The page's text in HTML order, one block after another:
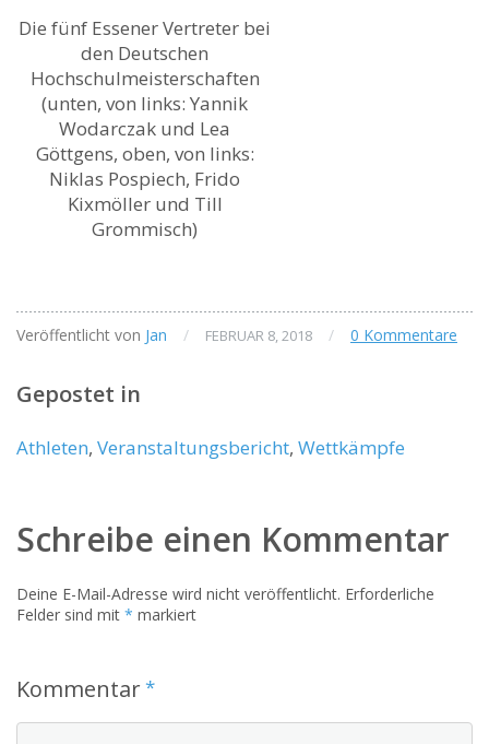
Die fünf Essener Vertreter bei
den Deutschen
Hochschulmeisterschaften
(unten, von links: Yannik
Wodarczak und Lea
Göttgens, oben, von links:
Niklas Pospiech, Frido
Kixmöller und Till
Grommisch)
Veröffentlicht von Jan / FEBRUAR 8, 2018 / 0 Kommentare
Gepostet in
Athleten, Veranstaltungsbericht, Wettkämpfe
Schreibe einen Kommentar
Deine E-Mail-Adresse wird nicht veröffentlicht. Erforderliche
Felder sind mit * markiert
Kommentar*